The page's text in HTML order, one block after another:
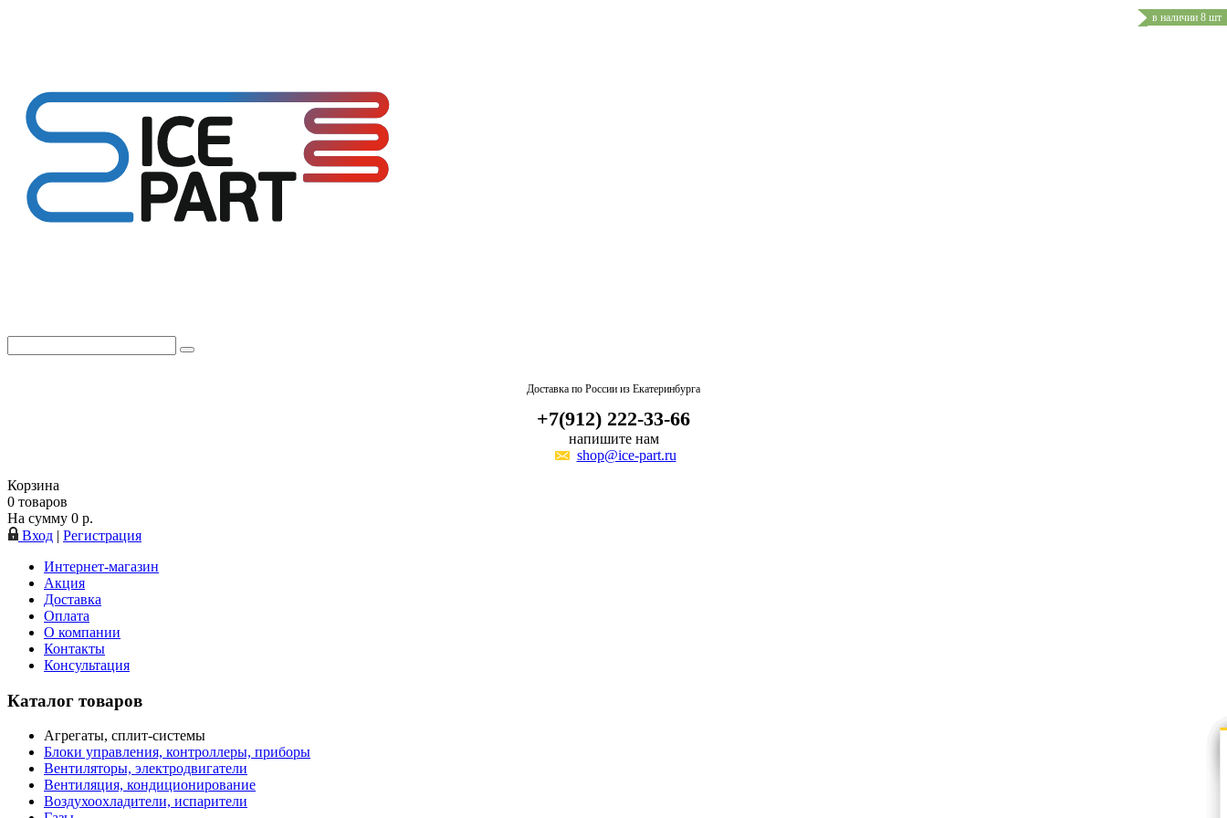
Доставка по России из Екатеринбурга
+7(912) 222-33-66
напишите нам
shop@ice-part.ru
Корзина
0 товаров
На сумму 0 р.
Вход | Регистрация
Интернет-магазин
Акция
Доставка
Оплата
О компании
Контакты
Консультация
Каталог товаров
Агрегаты, сплит-системы
Блоки управления, контроллеры, приборы
Вентиляторы, электродвигатели
Вентиляция, кондиционирование
Воздухоохладители, испарители
в наличии 8 шт